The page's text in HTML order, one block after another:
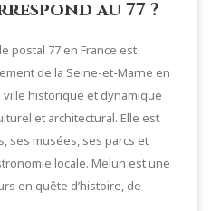
au 77 ?
postal 77 en France est
de la Seine-et-Marne en
historique et dynamique
et architectural. Elle est
ses musées, ses parcs et
locale. Melun est une
en quête d’histoire, de